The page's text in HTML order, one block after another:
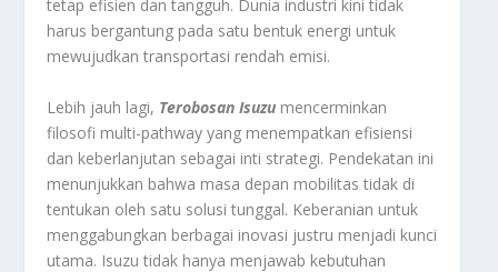
tetap efisien dan tangguh. Dunia industri kini tidak
harus bergantung pada satu bentuk energi untuk
mewujudkan transportasi rendah emisi.
Lebih jauh lagi, Terobosan Isuzu mencerminkan
filosofi multi-pathway yang menempatkan efisiensi
dan keberlanjutan sebagai inti strategi. Pendekatan ini
menunjukkan bahwa masa depan mobilitas tidak di
tentukan oleh satu solusi tunggal. Keberanian untuk
menggabungkan berbagai inovasi justru menjadi kunci
utama. Isuzu tidak hanya menjawab kebutuhan